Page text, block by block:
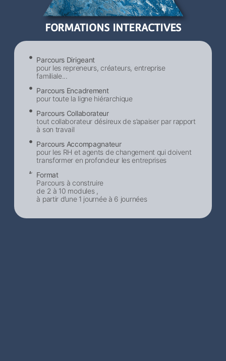
FORMATIONS INTERACTIVES
Parcours Dirigeant
pour les repreneurs, créateurs, entreprise
familiale...
Parcours Encadrement
pour toute la ligne hiérarchique
Parcours Collaborateur
tout collaborateur désireux de s’apaiser par rapport
à son travail
Parcours Accompagnateur
pour les RH et agents de changement qui doivent
transformer en profondeur les entreprises
Format
Parcours à construire
de 2 à 10 modules ,
à partir d’une 1 journée à 6 journées